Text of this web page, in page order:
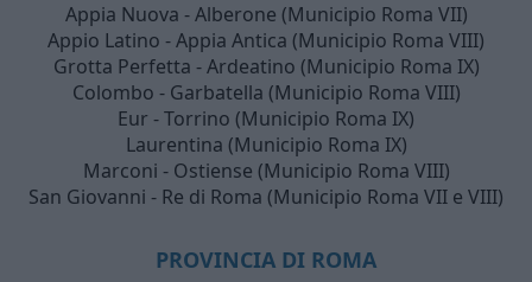
Appia Nuova - Alberone (Municipio Roma VII)
Appio Latino - Appia Antica (Municipio Roma VIII)
Grotta Perfetta - Ardeatino (Municipio Roma IX)
Colombo - Garbatella (Municipio Roma VIII)
Eur - Torrino (Municipio Roma IX)
Laurentina (Municipio Roma IX)
Marconi - Ostiense (Municipio Roma VIII)
San Giovanni - Re di Roma (Municipio Roma VII e VIII)
PROVINCIA DI ROMA